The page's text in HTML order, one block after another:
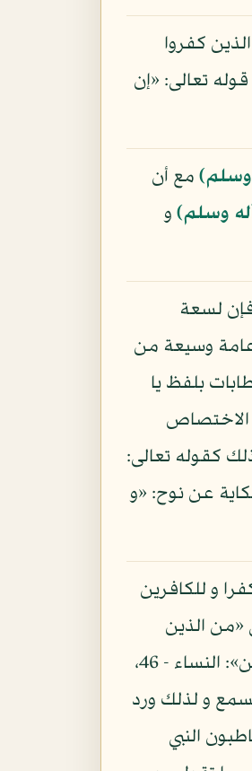
كفروا
تعالى: «إن
وسلم) مع أن
وسلم) و
لسعة
وسيعة من
بلفظ يا
الاختصاص
كقوله تعالى:
ليغفر لهم»: النساء - 137، و قوله تعالى: حكاية عن نوح: «و
و للكافرين
«من الذين
هادوا يحرفون الكلم عن مواضعه و يقولون سمعنا و عصينا و اسمع غير مسمع و راعنا ليا بألسنتهم و طعنا في الدين»: النساء - 46،
و لذلك ورد
النبي